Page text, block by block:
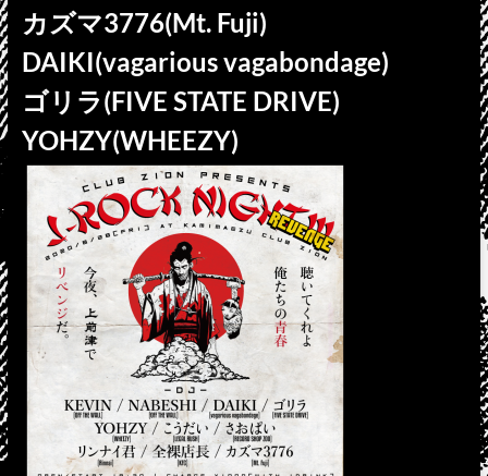
カズマ3776(Mt. Fuji)
DAIKI(vagarious vagabondage)
ゴリラ(FIVE STATE DRIVE)
YOHZY(WHEEZY)